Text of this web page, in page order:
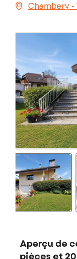
Chambery -
Aperçu de